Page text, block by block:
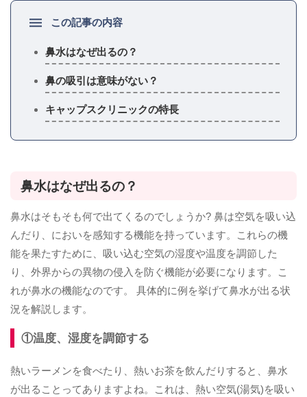
この記事の内容
鼻水はなぜ出るの？
鼻の吸引は意味がない？
キャップスクリニックの特長
鼻水はなぜ出るの？
鼻水はそもそも何で出てくるのでしょうか? 鼻は空気を吸い込
んだり、においを感知する機能を持っています。これらの機
能を果たすために、吸い込む空気の湿度や温度を調節した
り、外界からの異物の侵入を防ぐ機能が必要になります。こ
れが鼻水の機能なのです。 具体的に例を挙げて鼻水が出る状
況を解説します。
①温度、湿度を調節する
熱いラーメンを食べたり、熱いお茶を飲んだりすると、鼻水
が出ることってありますよね。これは、熱い空気(湯気)を吸い